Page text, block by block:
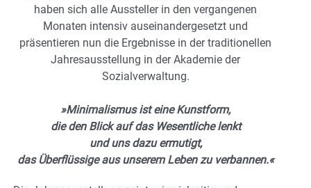
haben sich alle Aussteller in den vergangenen
Monaten intensiv auseinandergesetzt und
präsentieren nun die Ergebnisse in der traditionellen
Jahresausstellung in der Akademie der
Sozialverwaltung.
»Minimalismus ist eine Kunstform,
die den Blick auf das Wesentliche lenkt
und uns dazu ermutigt,
das Überflüssige aus unserem Leben zu verbannen.«